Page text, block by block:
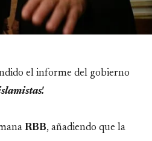
el informe del gobierno
RBB, añadiendo que la